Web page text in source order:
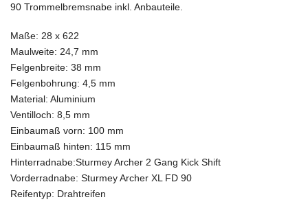
90 Trommelbremsnabe inkl. Anbauteile.
Maße: 28 x 622
Maulweite: 24,7 mm
Felgenbreite: 38 mm
Felgenbohrung: 4,5 mm
Material: Aluminium
Ventilloch: 8,5 mm
Einbaumaß vorn: 100 mm
Einbaumaß hinten: 115 mm
Hinterradnabe:Sturmey Archer 2 Gang Kick Shift
Vorderradnabe: Sturmey Archer XL FD 90
Reifentyp: Drahtreifen